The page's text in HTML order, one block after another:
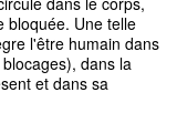
bloquée. Une telle
l'être humain dans
dans la
et dans sa